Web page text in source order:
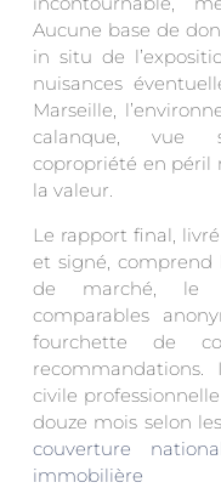
Aucune base de
in situ de
nuisances
Marseille,
calanque, vue
copropriété en péril
la valeur.
Le rapport final,
et signé, comprend
de marché, le
comparables
fourchette de
civile
douze mois selon
couverture
immobilière